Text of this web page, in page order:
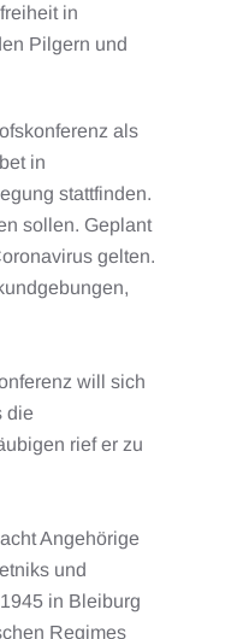
in
Pilgern und
als
in
stattfinden.
sollen. Geplant
gelten.
will sich
die
rief er zu
Angehörige
und
in Bleiburg
Regimes